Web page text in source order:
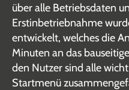
über alle Betriebsdaten
Erstinbetriebnahme
entwickelt, welches die
Minuten an das
den Nutzer sind alle
Startmenü